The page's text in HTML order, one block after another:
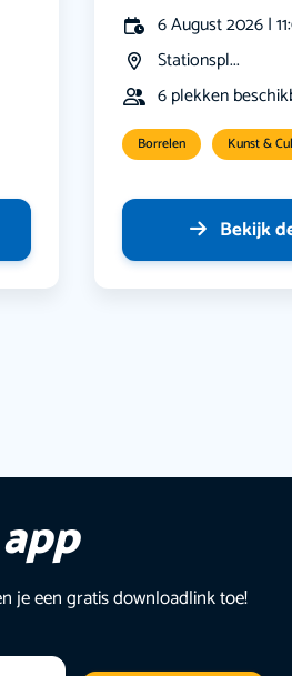
6 August 2026 |
Stationspl...
6 plekken
Borrelen Kunst &
Bekijk
je een gratis downloadlink toe!